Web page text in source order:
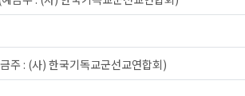
주 : (사) 한국기독교군선교연합회)